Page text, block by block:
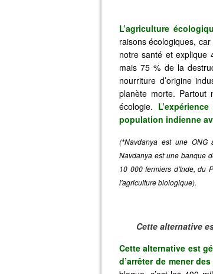
L’agriculture
raisons écologiques,
notre santé et explique
mais 75 % de la
nourriture d’origine
planète morte. Partout
écologie.
population indienne
(*Navdanya est une
Navdanya est une banque
10 000 fermiers d'Inde, du
l'agriculture biologique).
Cette alternative
Cette alternative est
d’arrêter de mener